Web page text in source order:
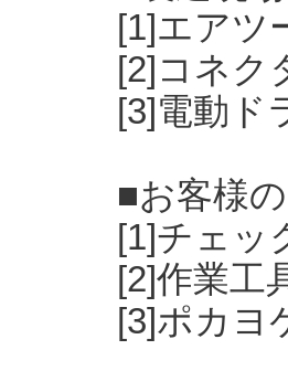
[1]エアツ
[2]コネク
[3]電動ド
■お客様
[1]チェッ
[2]作業工
[3]ポカヨ